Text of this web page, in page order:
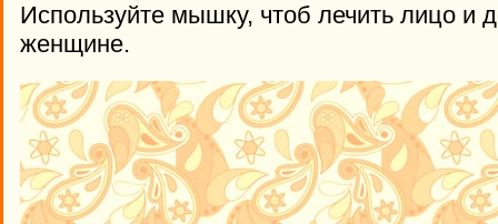
Используйте мышку, чтоб лечить лицо и
женщине.